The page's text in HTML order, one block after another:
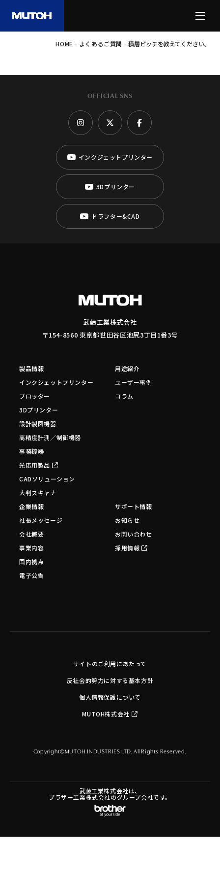
HOME - よくあるご質問 - 積層ピッチを教えてください。
OFFICIAL SNS
インクジェットプリンター
3Dプリンター
ドラフター&CAD
武藤工業株式会社
〒154-8560 東京都世田谷区池尻3丁目1番3号
製品情報
インクジェットプリンター
プロッター
3Dプリンター
設計製図機器
高精度計測／制御機器
事務機器
光応用製品
CADソリューション
大判スキャナ
用途紹介
ユーザー事例
コラム
企業情報
社長メッセージ
会社概要
事業内容
国内拠点
電子公告
サポート情報
お知らせ
お問い合わせ
採用情報
サイトのご利用にあたって
反社会的勢力に対する基本方針
個人情報保護について
MUTOH株式会社
Copyright©MUTOH INDUSTRIES LTD. All Rights Reserved.
武藤工業株式会社は、
ブラザー工業株式会社のグループ会社です。